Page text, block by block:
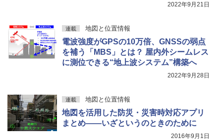
2022年9月21日
連載 地図と位置情報
電波強度がGPSの10万倍、GNSSの弱点
を補う「MBS」とは？ 屋内外シームレス
に測位できる“地上波システム”構築へ
2022年9月28日
連載 地図と位置情報
地図を活用した防災・災害時対応アプリ
まとめ――いざというのときのために
2016年9月1日